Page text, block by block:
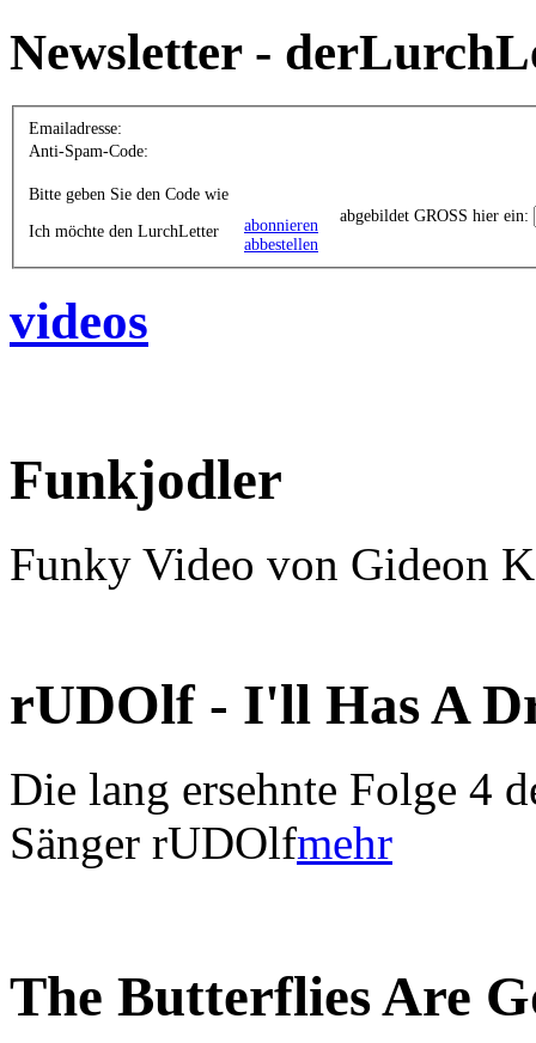
Newsletter -
Emailadresse:
Anti-Spam-Code:
Bitte geben Sie den Code wie
abgebildet GROSS hier ein:
Ich möchte den LurchLetter
abonnieren
abbestellen
videos
Funkjodler
Funky Video von Gideon
rUDOlf - I'll Has A
Die lang ersehnte Folge 4
Sänger rUDOlfmehr
The Butterflies Are